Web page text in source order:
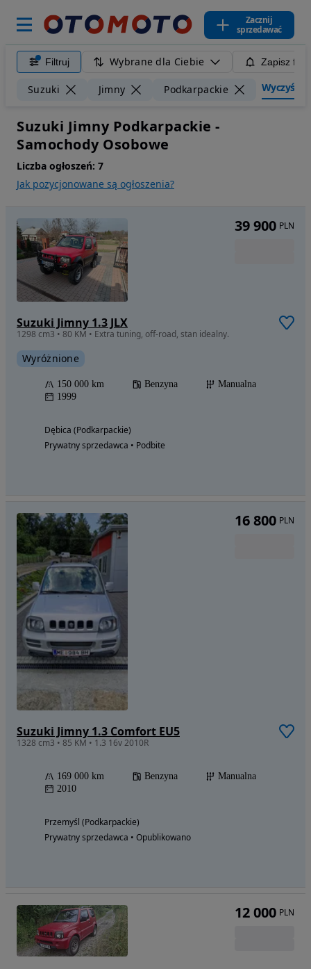
Zacznij
sprzedawać
Filtruj Wybrane dla Ciebie Zapisz
Suzuki Jimny Podkarpackie Wyczyść
Suzuki Jimny Podkarpackie -
Samochody Osobowe
Liczba ogłoszeń: 7
Jak pozycjonowane są ogłoszenia?
Suzuki Jimny 1.3 JLX
1298 cm3 • 80 KM • Extra tuning, off-road, stan idealny.
Wyróżnione
150 000 km Benzyna
Manualna
1999
Dębica (Podkarpackie)
Prywatny sprzedawca • Podbite
39 900 PLN
Suzuki Jimny 1.3 Comfort EU5
1328 cm3 • 85 KM • 1.3 16v 2010R
169 000 km Benzyna
Manualna
2010
Przemyśl (Podkarpackie)
Prywatny sprzedawca • Opublikowano
16 800 PLN
12 000 PLN